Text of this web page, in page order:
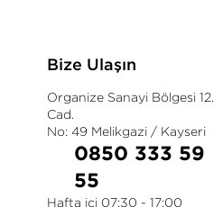
Bize Ulaşın
Organize Sanayi Bölgesi 12.
Cad.
No: 49 Melikgazi / Kayseri
0850 333 59
55
Hafta içi 07:30 - 17:00